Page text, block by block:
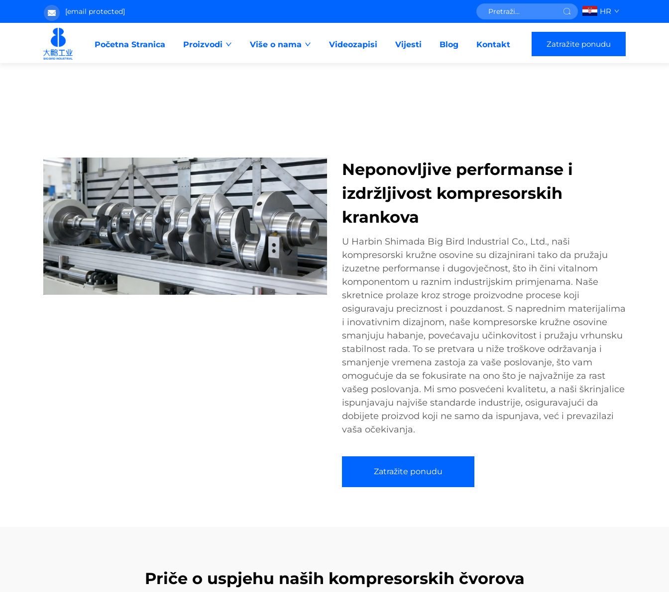
[email protected] HR
Početna Stranica Proizvodi Više o nama Videozapisi Vijesti Blog Kontakt Zatražite ponudu
Neponovljive performanse i
izdržljivost kompresorskih
krankova
U Harbin Shimada Big Bird Industrial Co., Ltd., naši
kompresorski kružne osovine su dizajnirani tako da pružaju
izuzetne performanse i dugovječnost, što ih čini vitalnom
komponentom u raznim industrijskim primjenama. Naše
skretnice prolaze kroz stroge proizvodne procese koji
osiguravaju preciznost i pouzdanost. S naprednim materijalima
i inovativnim dizajnom, naše kompresorske kružne osovine
smanjuju habanje, povećavaju učinkovitost i pružaju vrhunsku
stabilnost rada. To se pretvara u niže troškove održavanja i
smanjenje vremena zastoja za vaše poslovanje, što vam
omogućuje da se fokusirate na ono što je najvažnije za rast
vašeg poslovanja. Mi smo posvećeni kvalitetu, a naši škrinjalice
ispunjavaju najviše standarde industrije, osiguravajući da
dobijete proizvod koji ne samo da ispunjava, već i prevazilazi
vaša očekivanja.
Zatražite ponudu
Priče o uspjehu naših kompresorskih čvorova